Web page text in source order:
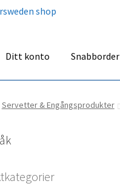
Ditt konto Snabborder
Servetter & Engångsprodukter